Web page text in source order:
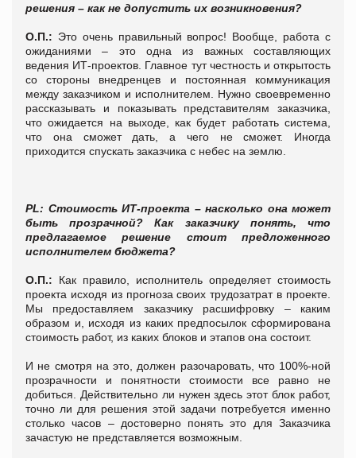
решения – как не допустить их возникновения?
О.П.: Это очень правильный вопрос! Вообще, работа с
ожиданиями – это одна из важных составляющих
ведения ИТ-проектов. Главное тут честность и открытость
со стороны внедренцев и постоянная коммуникация
между заказчиком и исполнителем. Нужно своевременно
рассказывать и показывать представителям заказчика,
что ожидается на выходе, как будет работать система,
что она сможет дать, а чего не сможет. Иногда
приходится спускать заказчика с небес на землю.
PL: Стоимость ИТ-проекта – насколько она может
быть прозрачной? Как заказчику понять, что
предлагаемое решение стоит предложенного
исполнителем бюджета?
О.П.: Как правило, исполнитель определяет стоимость
проекта исходя из прогноза своих трудозатрат в проекте.
Мы предоставляем заказчику расшифровку – каким
образом и, исходя из каких предпосылок сформирована
стоимость работ, из каких блоков и этапов она состоит.
И не смотря на это, должен разочаровать, что 100%-ной
прозрачности и понятности стоимости все равно не
добиться. Действительно ли нужен здесь этот блок работ,
точно ли для решения этой задачи потребуется именно
столько часов – достоверно понять это для Заказчика
зачастую не представляется возможным.